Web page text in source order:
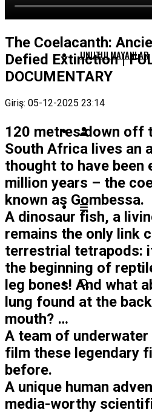
UNUTULMAYANLAR
The Coelacanth:
Defied Extinction |
DOCUMENTARY
Giriş: 05-12-2025 23:14
120 metres down off
South Africa lives an
thought to have been
million years – the
known as Gombessa.
A dinosaur fish, a
remains the only link
terrestrial tetrapods:
the beginning of
leg bones! And what
lung found at the
mouth? …
A team of underwater
film these legendary
before.
A unique human
media-worthy